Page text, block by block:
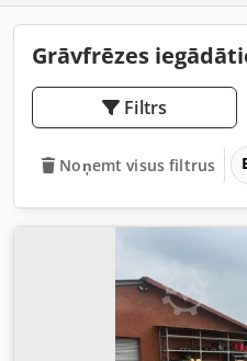
Grāvfrēzes
Filtrs
Noņemt visus filtrus